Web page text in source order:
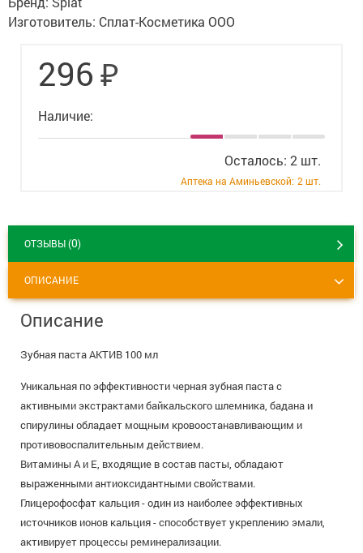
Мама и малыш
Витамины и БАД
Скидки и акции
Вакансии
Изготовитель: Сплат-Косметика ООО
296₽
Наличие:
Осталось: 2 шт.
Аптека на Аминьевской: 2 шт.
ОТЗЫВЫ (0)
ОПИСАНИЕ
Описание
Зубная паста АКТИВ 100 мл
Уникальная по эффективности черная зубная паста с
активными экстрактами байкальского шлемника, бадана и
спирулины обладает мощным кровоостанавливающим и
противовоспалительным действием.
Витамины А и Е, входящие в состав пасты, обладают
выраженными антиоксидантными свойствами.
Глицерофосфат кальция - один из наиболее эффективных
источников ионов кальция - способствует укреплению эмали,
активирует процессы реминерализации.